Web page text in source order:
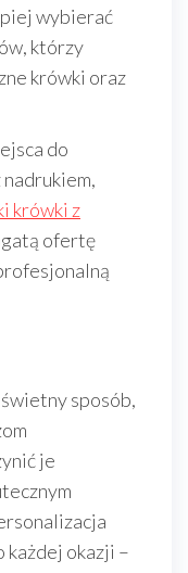
wybierać
którzy
krówki oraz
do
krówki z
ofertę
sposób,
je
każdej okazji –